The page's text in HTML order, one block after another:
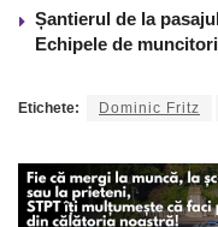
Șantierul de la
Echipele de
Etichete: Dominic Fritz